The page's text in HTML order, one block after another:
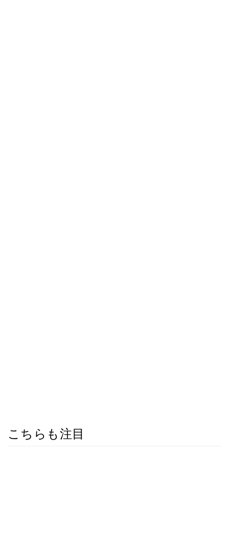
こちらも注目